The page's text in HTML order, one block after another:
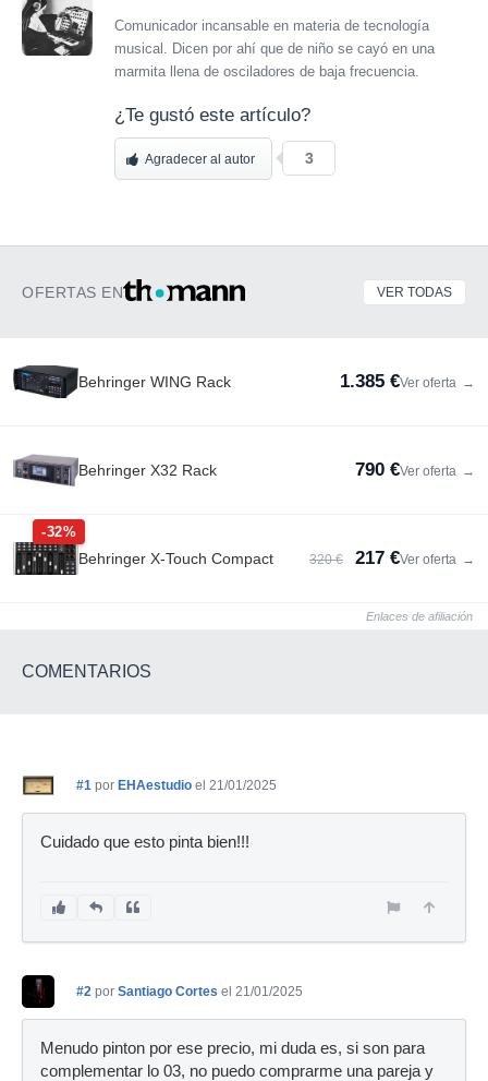
Comunicador incansable en materia de tecnología
musical. Dicen por ahí que de niño se cayó en una
marmita llena de osciladores de baja frecuencia.
¿Te gustó este artículo?
Agradecer al autor 3
OFERTAS EN VER TODAS
Behringer WING Rack 1.385 €Ver oferta →
Behringer X32 Rack 790 €Ver oferta →
-32%
Behringer X-Touch Compact 320 € 217 €Ver oferta →
Enlaces de afiliación
COMENTARIOS
#1 por EHAestudio el 21/01/2025
Cuidado que esto pinta bien!!!
#2 por Santiago Cortes el 21/01/2025
Menudo pinton por ese precio, mi duda es, si son para
complementar lo 03, no puedo comprarme una pareja y